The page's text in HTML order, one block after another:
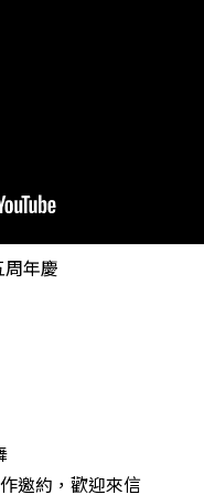
年慶
邀約，歡迎來信